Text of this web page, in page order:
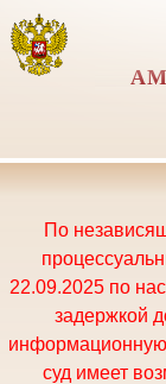
По
22.09.2025 по
задержкой
суд имеет